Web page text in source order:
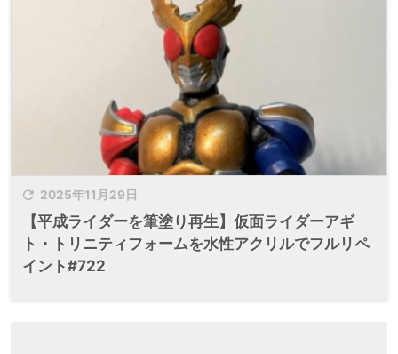
 2025年11月29日
【平成ライダーを筆塗り再生】仮面ライダーアギ
ト・トリニティフォームを水性アクリルでフルリペ
イント#722